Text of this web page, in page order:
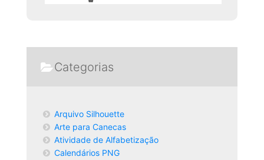
Categorias
Arquivo Silhouette
Arte para Canecas
Atividade de Alfabetização
Calendários PNG